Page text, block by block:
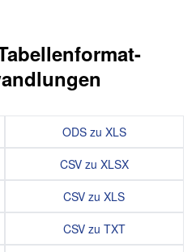
ODS zu XLS
CSV zu XLSX
CSV zu XLS
CSV zu TXT